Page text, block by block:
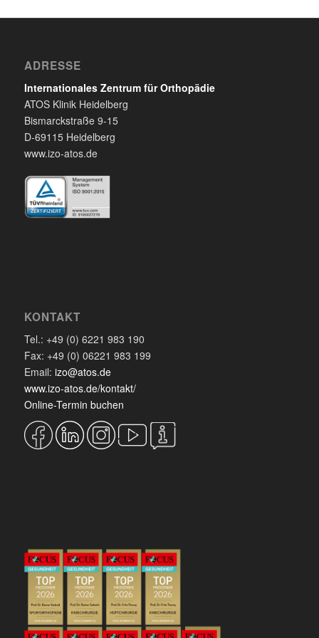
ADRESSE
Internationales Zentrum für Orthopädie
ATOS Klinik Heidelberg
Bismarckstraße 9-15
D-69115 Heidelberg
www.izo-atos.de
KONTAKT
Tel.: +49 (0) 6221 983 190
Fax: +49 (0) 06221 983 199
Email: izo@atos.de
www.izo-atos.de/kontakt/
Online-Termin buchen